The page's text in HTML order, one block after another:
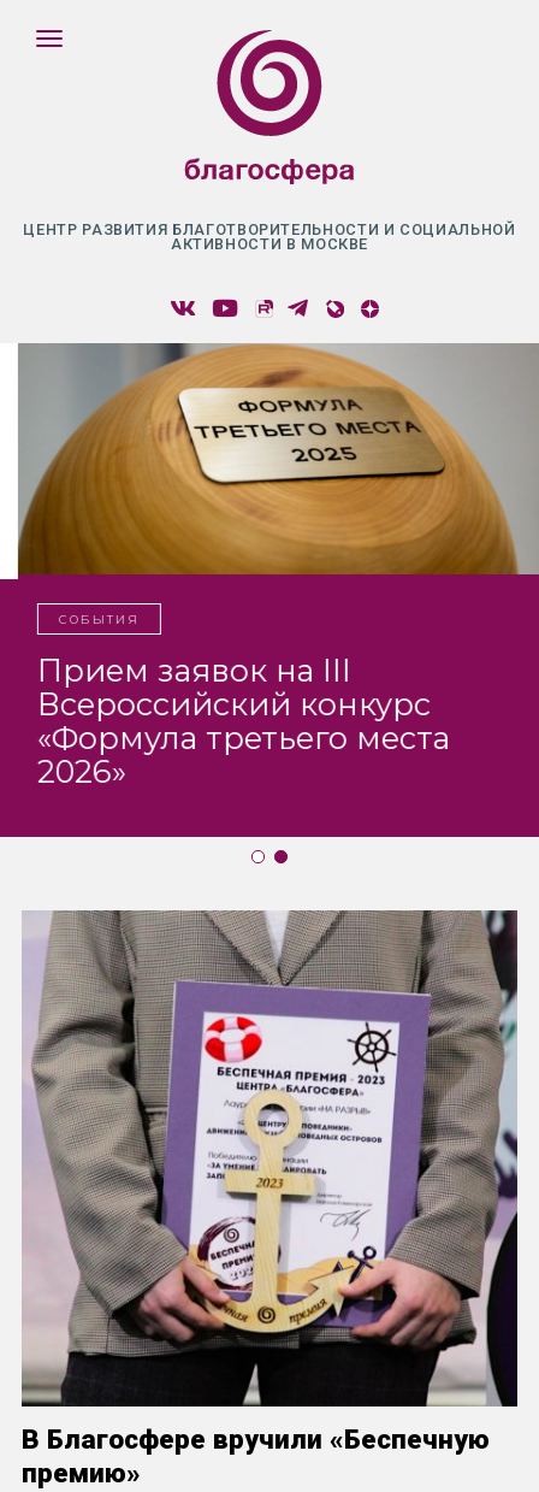
ЦЕНТР РАЗВИТИЯ БЛАГОТВОРИТЕЛЬНОСТИ И СОЦИАЛЬНОЙ
АКТИВНОСТИ В МОСКВЕ
СОБЫТИЯ
Прием заявок на III
Всероссийский конкурс
«Формула третьего места
2026»
В Благосфере вручили «Беспечную
премию»